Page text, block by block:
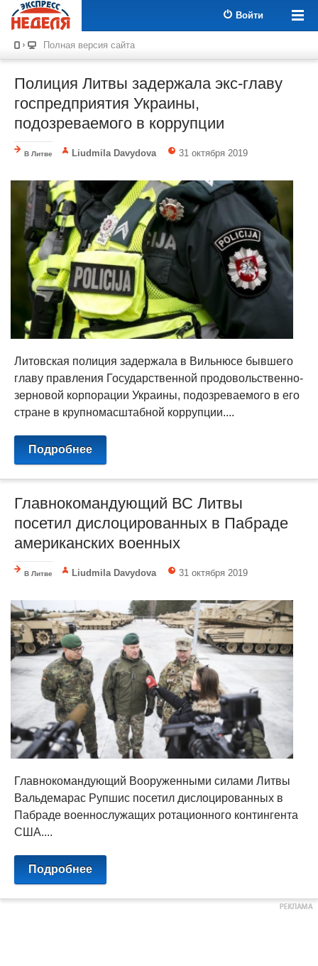
Войти
Полная версия сайта
Полиция Литвы задержала экс-главу
госпредприятия Украины,
подозреваемого в коррупции
В Литве Liudmila Davydova 31 октября 2019
Литовская полиция задержала в Вильнюсе бывшего
главу правления Государственной продовольственно-
зерновой корпорации Украины, подозреваемого в его
стране в крупномасштабной коррупции....
Подробнее
Главнокомандующий ВС Литвы
посетил дислоцированных в Пабраде
американских военных
В Литве Liudmila Davydova 31 октября 2019
Главнокомандующий Вооруженными силами Литвы
Вальдемарас Рупшис посетил дислоцированных в
Пабраде военнослужащих ротационного контингента
США....
Подробнее